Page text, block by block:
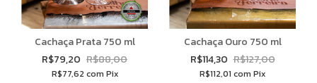
Cachaça Prata 750 ml
R$79,20 R$88,00
R$77,62 com Pix
Cachaça Ouro 750 ml
R$114,30 R$127,00
R$112,01 com Pix